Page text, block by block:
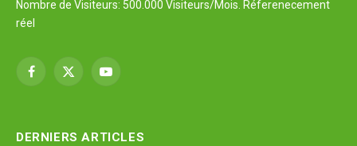
Nombre de Visiteurs: 500.000 Visiteurs/Mois. Réferenecement
réel
Facebook
X
YouTube
DERNIERS ARTICLES